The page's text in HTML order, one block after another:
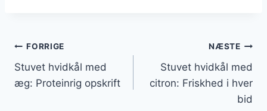
Indlægsnavigation
FORRIGE
Stuvet hvidkål med
æg: Proteinrig opskrift
NÆSTE
Stuvet hvidkål med
citron: Friskhed i hver
bid